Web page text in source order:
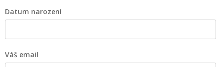
Datum narození
Váš email